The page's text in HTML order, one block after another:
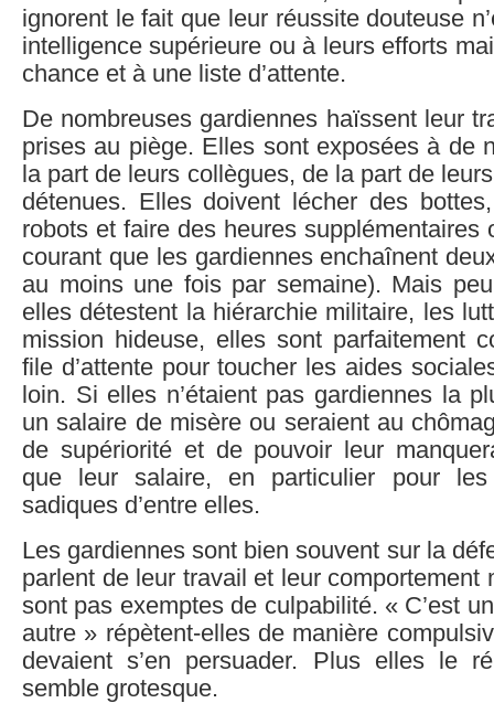
ignorent le fait que leur réussite douteuse
intelligence supérieure ou à leurs efforts
chance et à une liste d’attente.
De nombreuses gardiennes haïssent leur
prises au piège. Elles sont exposées à de
la part de leurs collègues, de la part de
détenues. Elles doivent lécher des
robots et faire des heures supplémentaires
courant que les gardiennes enchaînent
au moins une fois par semaine). Mais
elles détestent la hiérarchie militaire, les
mission hideuse, elles sont parfaitement
file d’attente pour toucher les aides
loin. Si elles n’étaient pas gardiennes la
un salaire de misère ou seraient au
de supériorité et de pouvoir leur
que leur salaire, en particulier pour
sadiques d’entre elles.
Les gardiennes sont bien souvent sur la
parlent de leur travail et leur comportement
sont pas exemptes de culpabilité. « C’est
autre » répètent-elles de manière
devaient s’en persuader. Plus elles le
semble grotesque.